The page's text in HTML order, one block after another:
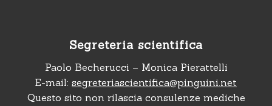
Segreteria scientifica
Paolo Becherucci – Monica Pierattelli
E-mail: segreteriascientifica@pinguini.net
Questo sito non rilascia consulenze mediche